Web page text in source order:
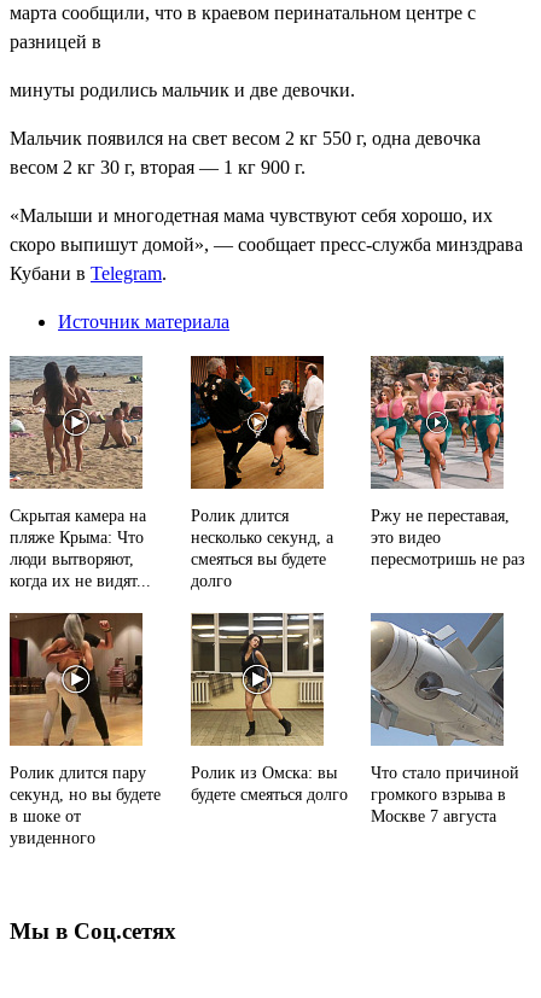
марта сообщили, что в краевом перинатальном центре с
разницей в
минуты родились мальчик и две девочки.
Мальчик появился на свет весом 2 кг 550 г, одна девочка
весом 2 кг 30 г, вторая — 1 кг 900 г.
«Малыши и многодетная мама чувствуют себя хорошо, их
скоро выпишут домой», — сообщает пресс-служба минздрава
Кубани в Telegram.
Источник материала
Скрытая камера на
пляже Крыма: Что
люди вытворяют,
когда их не видят...
Ролик длится
несколько секунд, а
смеяться вы будете
долго
Ржу не переставая,
это видео
пересмотришь не раз
Ролик длится пару
секунд, но вы будете
в шоке от
увиденного
Ролик из Омска: вы
будете смеяться долго
Что стало причиной
громкого взрыва в
Москве 7 августа
Мы в Соц.сетях